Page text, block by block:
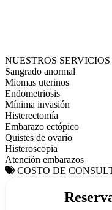
NUESTROS SERVICIOS
Sangrado anormal
Miomas uterinos
Endometriosis
Mínima invasión
Histerectomía
Embarazo ectópico
Quistes de ovario
Histeroscopia
Atención embarazos
COSTO DE